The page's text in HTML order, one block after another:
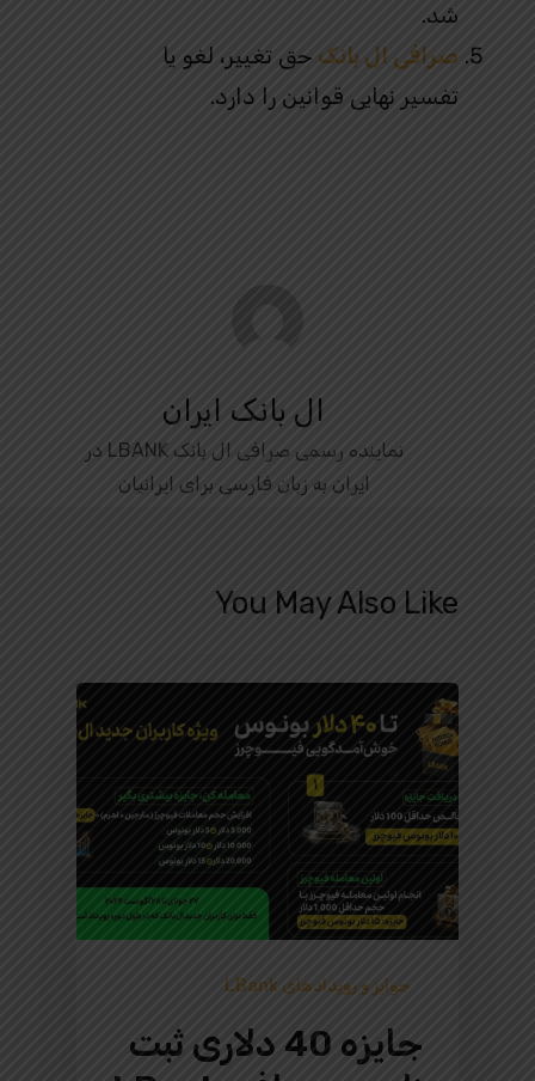
شد.
صرافی ال بانک حق تغییر، لغو یا
تفسیر نهایی قوانین را دارد.
ال بانک ایران
نماینده رسمی صرافی ال بانک LBANK در
ایران به زبان فارسی برای ایرانیان
You May Also Like
جوایز و رویدادهای LBank
جایزه 40 دلاری ثبت